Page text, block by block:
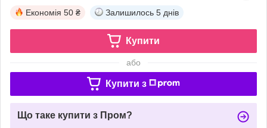
Економія 50 ₴ Залишилось 5 днів
Купити
або
Купити з
Що таке купити з Пром?